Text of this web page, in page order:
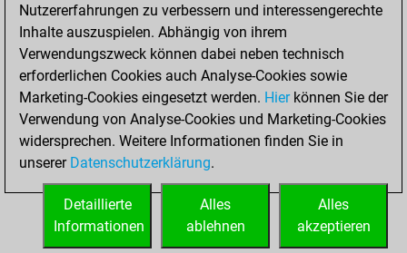
Bauer setzt Matt
0
Erstickte Matts
Unterverwandlungen
Türme auf der siebten
0
STARTSEITE
Nutzererfahrungen zu verbessern und interessengerechte
Inhalte auszuspielen. Abhängig von ihrem
Verwendungszweck können dabei neben technisch
erforderlichen Cookies auch Analyse-Cookies sowie
Marketing-Cookies eingesetzt werden. Hierkönnen Sie der
Verwendung von Analyse-Cookies und Marketing-Cookies
widersprechen. Weitere Informationen finden Sie in
unserer Datenschutzerklärung.
Alles
akzeptieren
Alles
ablehnen
Detaillierte
Informationen